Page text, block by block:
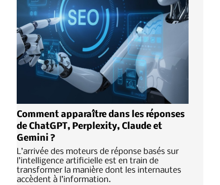
Comment apparaître dans les réponses
de ChatGPT, Perplexity, Claude et
Gemini ?
L’arrivée des moteurs de réponse basés sur
l’intelligence artificielle est en train de
transformer la manière dont les internautes
accèdent à l’information.